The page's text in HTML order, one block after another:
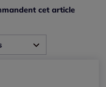
cet article